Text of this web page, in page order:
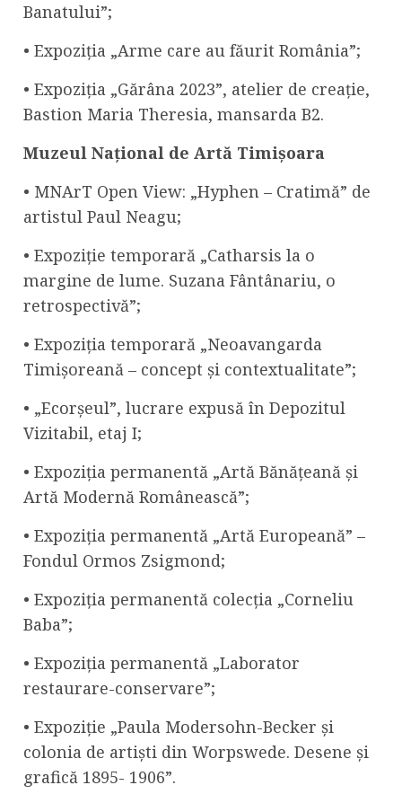
Banatului”;
• Expoziția „Arme care au făurit România”;
• Expoziția „Gărâna 2023”, atelier de creație,
Bastion Maria Theresia, mansarda B2.
Muzeul Național de Artă Timișoara
• MNArT Open View: „Hyphen – Cratimă” de
artistul Paul Neagu;
• Expoziție temporară „Catharsis la o
margine de lume. Suzana Fântânariu, o
retrospectivă”;
• Expoziția temporară „Neoavangarda
Timișoreană – concept și contextualitate”;
• „Ecorșeul”, lucrare expusă în Depozitul
Vizitabil, etaj I;
• Expoziția permanentă „Artă Bănățeană și
Artă Modernă Românească”;
• Expoziția permanentă „Artă Europeană” –
Fondul Ormos Zsigmond;
• Expoziția permanentă colecția „Corneliu
Baba”;
• Expoziția permanentă „Laborator
restaurare-conservare”;
• Expoziție „Paula Modersohn-Becker și
colonia de artiști din Worpswede. Desene și
grafică 1895- 1906”.